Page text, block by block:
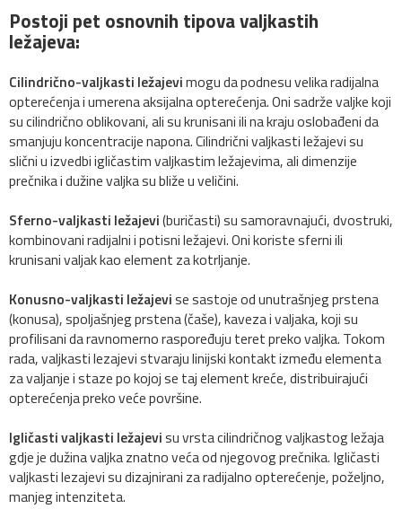
Postoji pet osnovnih tipova valjkastih
ležajeva:
Cilindrično-valjkasti ležajevimogu da podnesu velika radijalna
opterećenja i umerena aksijalna opterećenja. Oni sadrže valjke koji
su cilindrično oblikovani, ali su krunisani ili na kraju oslobađeni da
smanjuju koncentracije napona. Cilindrični valjkasti ležajevi su
slični u izvedbi igličastim valjkastim ležajevima, ali dimenzije
prečnika i dužine valjka su bliže u veličini.
Sferno-valjkasti ležajevi(buričasti) su samoravnajući, dvostruki,
kombinovani radijalni i potisni ležajevi. Oni koriste sferni ili
krunisani valjak kao element za kotrljanje.
Konusno-valjkasti ležajevise sastoje od unutrašnjeg prstena
(konusa), spoljašnjeg prstena (čaše), kaveza i valjaka, koji su
profilisani da ravnomerno raspoređuju teret preko valjka. Tokom
rada, valjkasti lezajevi stvaraju linijski kontakt između elementa
za valjanje i staze po kojoj se taj element kreće, distribuirajući
opterećenja preko veće površine.
Igličasti valjkasti ležajevisu vrsta cilindričnog valjkastog ležaja
gdje je dužina valjka znatno veća od njegovog prečnika. Igličasti
valjkasti lezajevi su dizajnirani za radijalno opterećenje, poželjno,
manjeg intenziteta.